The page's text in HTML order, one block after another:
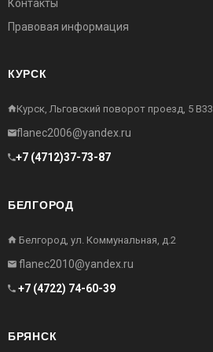
Контакты
Правовая информация
КУРСК
Курск, Льговский поворот проезд, 5 В33
flanec2006@yandex.ru
+7 (4712)37-73-87
БЕЛГОРОД
Белгород, ул. Коммунальная, д.2
flanec2010@yandex.ru
+7 (4722) 74-60-39
БРЯНСК